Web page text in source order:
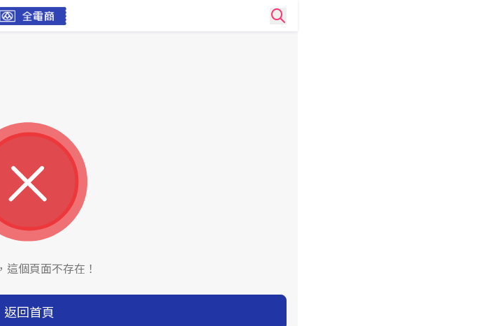
這個頁面不存在！
返回首頁